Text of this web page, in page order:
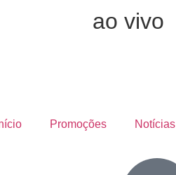
ao vivo
Promoções Notícias